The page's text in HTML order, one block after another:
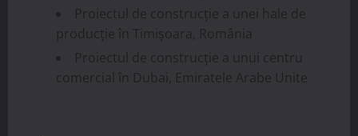
Proiectul de construcție a unei hale de
producție în Timișoara, România
Proiectul de construcție a unui centru
comercial în Dubai, Emiratele Arabe Unite